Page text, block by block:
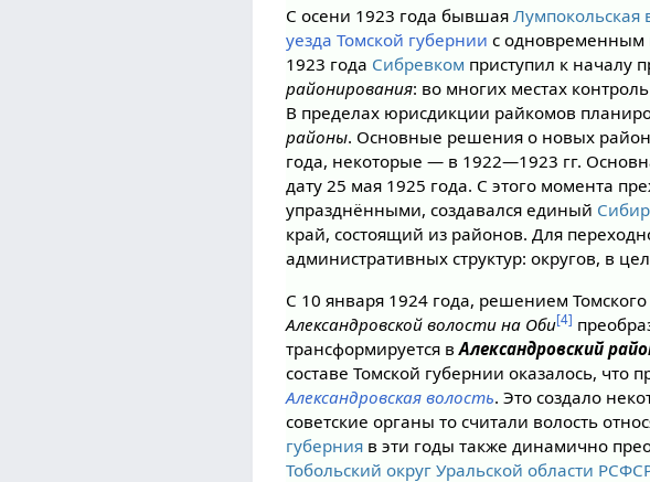
С осени 1923 года бывшаяЛумпокольская
уезда Томской губернии с
1923 года Сибревком приступил к началу
районирования: во многих местах
В пределах юрисдикции райкомов
районы. Основные решения о новых
года, некоторые — в 1922—1923 гг.
дату 25 мая 1925 года. С этого момента
упразднёнными, создавался единый
край, состоящий из районов. Для
административных структур: округов, в
С 10 января 1924 года, решением
Александровской волости на Оби[4]
трансформируется вАлександровский
составе Томской губернии оказалось, что
Александровская волость. Это создало
советские органы то считали волость
губерния в эти годы также динамично
Тобольский округ Уральской области